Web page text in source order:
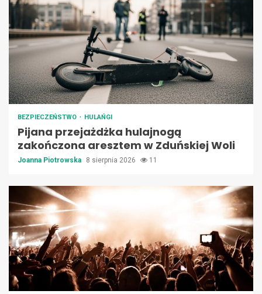
BEZPIECZEŃSTWO HULAŃGI
Pijana przejażdżka hulajnogą
zakończona aresztem w Zduńskiej Woli
Joanna Piotrowska 8 sierpnia 2026 11